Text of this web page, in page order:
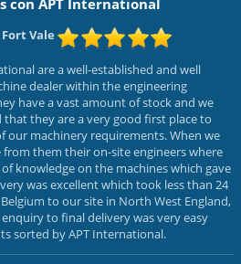
con APT International
Fort Vale
are a well-established and well
dealer within the engineering
have a vast amount of stock and we
that they are a very good first place to
our machinery requirements. When we
them their on-site engineers where
knowledge on the machines which gave
was excellent which took less than 24
to our site in North West England,
to final delivery was very easy
sorted by APT International.